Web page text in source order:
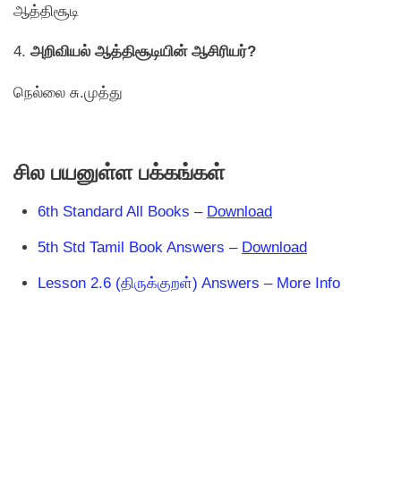
ஆத்திசூடி
4. அறிவியல் ஆத்திசூடியின் ஆசிரியர்?
நெல்லை சு.முத்து
சில பயனுள்ள பக்கங்கள்
6th Standard All Books – Download
5th Std Tamil Book Answers – Download
Lesson 2.6 (திருக்குறள்) Answers – More Info